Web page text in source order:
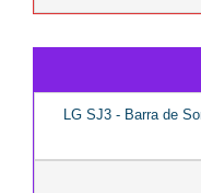
LG SJ3 - Barra de